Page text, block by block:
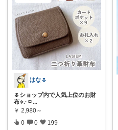
はな🌷
🌷ショップ内で人気上位のお財
布⟡.· ◽ ...
￥ 2,980～
0 0 199